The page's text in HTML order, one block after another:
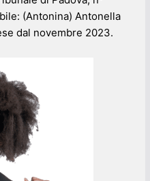
(Antonina) Antonella
dal novembre 2023.